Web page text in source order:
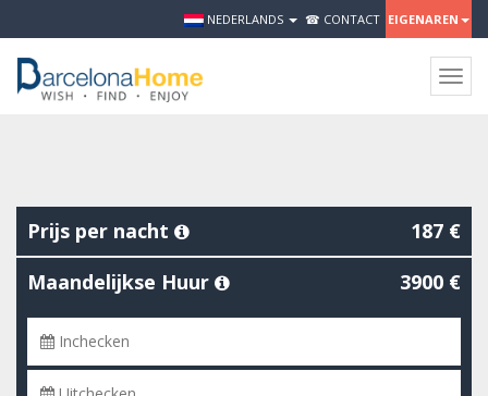
NEDERLANDS ☎ CONTACT EIGENAREN
Prijs per nacht
187 €
Maandelijkse Huur
3900 €